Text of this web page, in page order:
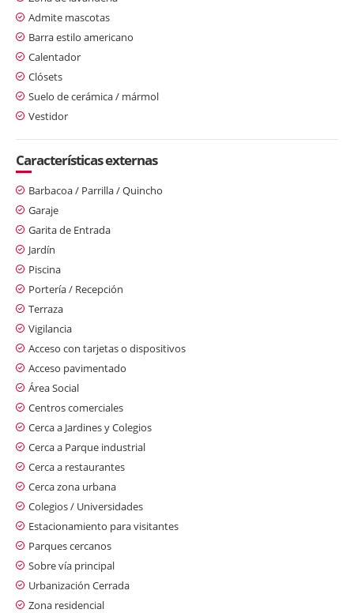
Admite mascotas
Barra estilo americano
Calentador
Clósets
Suelo de cerámica / mármol
Vestidor
Características externas
Barbacoa / Parrilla / Quincho
Garaje
Garita de Entrada
Jardín
Piscina
Portería / Recepción
Terraza
Vigilancia
Acceso con tarjetas o dispositivos
Acceso pavimentado
Área Social
Centros comerciales
Cerca a Jardines y Colegios
Cerca a Parque industrial
Cerca a restaurantes
Cerca zona urbana
Colegios / Universidades
Estacionamiento para visitantes
Parques cercanos
Sobre vía principal
Urbanización Cerrada
Zona residencial